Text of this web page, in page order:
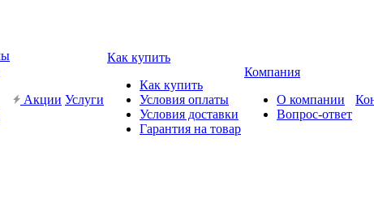
Акции Услуги
Как купить
Как купить
Условия оплаты
Условия доставки
Гарантия на товар
Компания
О компании
Вопрос-ответ